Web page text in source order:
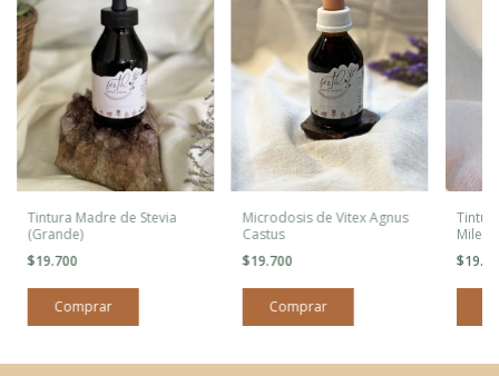
Tintura Madre de Stevia
(Grande)
$19.700
Microdosis de Vitex Agnus
Castus
$19.700